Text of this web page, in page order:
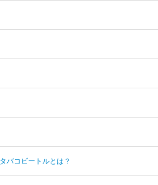
バコビートルとは？